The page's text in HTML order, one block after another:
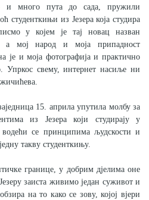
ЗАШТИТА
и много пута до сада, пружили
студенткињи из Језера која студира
у којем је тај новац назван
а мој народ и моја припадност
је и моја фотографија и практично
Упркос свему, интернет насиље ни
15. априла упутила молбу за
из Језера који студирају у
се принципима људскости и
такву студенткињу.
границе, у добрим д‌јелима оне
заиста живимо један суживот и
на то како се зову, којој вјери